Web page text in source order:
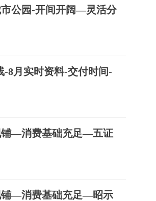
公园-开间开阔—灵活分
8月实时资料-交付时间-
—消费基础充足—五证
—消费基础充足—昭示